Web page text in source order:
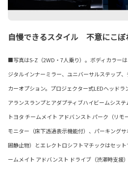
自慢できるスタイル 不意にこぼ
■写真はS-Z（2WD・7人乗り）。ボディカラー
ジタルインナーミラー、ユニバーサルステップ
カーオプション。プロジェクター式LEDヘッドラ
アランスランプとアダプティブハイビームシステ
トヨタ チームメイト アドバンスト パーク（リ
モニター（床下透過表示機能付）、パーキング
囲静止物）とエレクトロシフトマチックはセッ
ームメイト アドバンスト ドライブ（渋滞時支援